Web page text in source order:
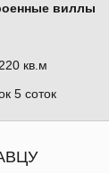
виллы
кв.м
5 соток